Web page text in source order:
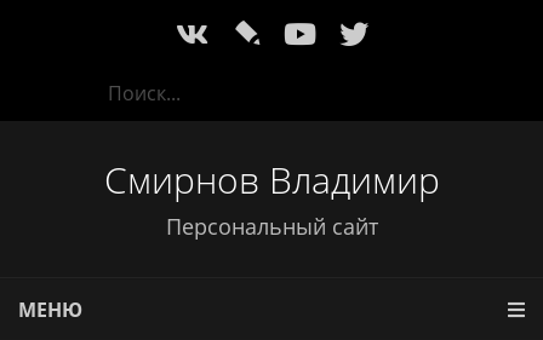
l
Смирнов Владимир
Персональный сайт
МЕНЮ